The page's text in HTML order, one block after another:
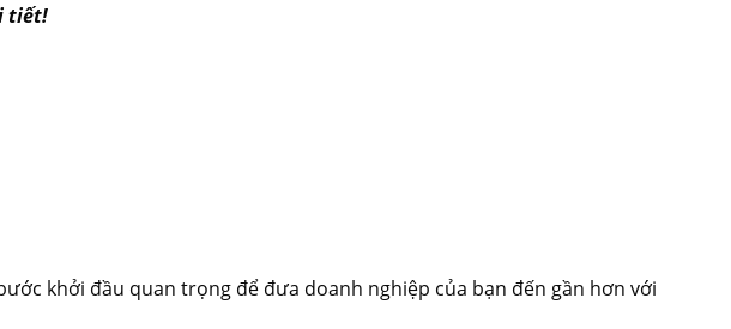
tiết!
khởi đầu quan trọng để đưa doanh nghiệp của bạn đến gần hơn với